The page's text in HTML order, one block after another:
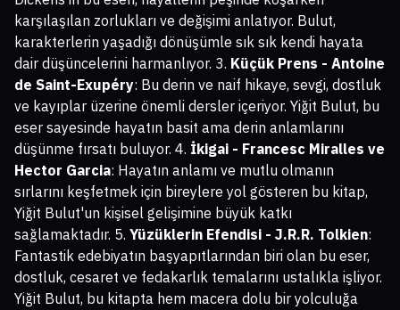
karşılaşılan zorlukları ve değişimi anlatıyor. Bulut,
karakterlerin yaşadığı dönüşümle sık sık kendi hayata
dair düşüncelerini harmanlıyor. 3. Küçük Prens - Antoine
de Saint-Exupéry: Bu derin ve naif hikaye, sevgi, dostluk
ve kayıplar üzerine önemli dersler içeriyor. Yiğit Bulut, bu
eser sayesinde hayatın basit ama derin anlamlarını
düşünme fırsatı buluyor. 4. İkigai - Francesc Miralles ve
Hector Garcia: Hayatın anlamı ve mutlu olmanın
sırlarını keşfetmek için bireylere yol gösteren bu kitap,
Yiğit Bulut'un kişisel gelişimine büyük katkı
sağlamaktadır. 5. Yüzüklerin Efendisi - J.R.R. Tolkien:
Fantastik edebiyatın başyapıtlarından biri olan bu eser,
dostluk, cesaret ve fedakarlık temalarını ustalıkla işliyor.
Yiğit Bulut, bu kitapta hem macera dolu bir yolculuğa